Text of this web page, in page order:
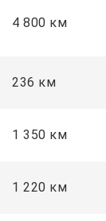
4 800 км
236 км
1 350 км
1 220 км